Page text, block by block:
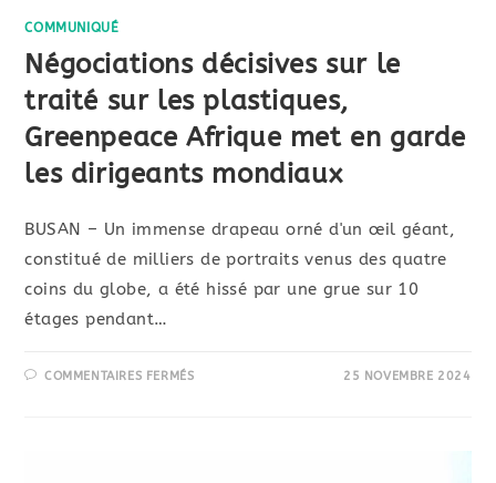
COMMUNIQUÉ
Négociations décisives sur le
traité sur les plastiques,
Greenpeace Afrique met en garde
les dirigeants mondiaux
BUSAN – Un immense drapeau orné d'un œil géant,
constitué de milliers de portraits venus des quatre
coins du globe, a été hissé par une grue sur 10
étages pendant…
COMMENTAIRES FERMÉS 25 NOVEMBRE 2024